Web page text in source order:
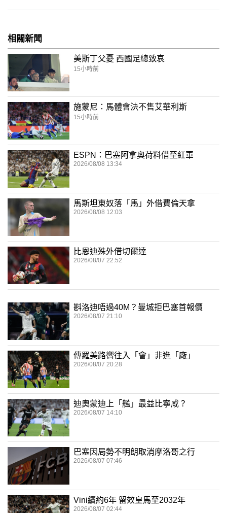
相關新聞
美斯丁父憂 西國足總致哀
15小時前
施蒙尼：馬體會決不售艾華利斯
15小時前
ESPN：巴塞阿拿奧荷料借至紅軍
2026/08/08 13:34
馬斯坦東奴落「馬」外借費倫天拿
2026/08/08 12:03
比恩迪殊外借切爾達
2026/08/07 22:52
斟洛迪唔過40M？曼城拒巴塞首報價
2026/08/07 21:10
傳羅美路嚮往入「會」非進「廠」
2026/08/07 20:28
迪奧蒙迪上「艦」最益比寧咸？
2026/08/07 14:10
巴塞因局勢不明朗取消摩洛哥之行
2026/08/07 07:46
Vini續約6年 留效皇馬至2032年
2026/08/07 02:44